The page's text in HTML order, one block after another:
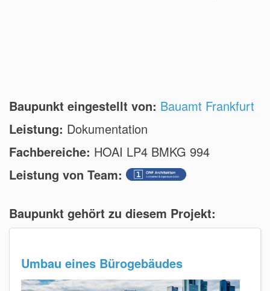
Baupunkt eingestellt von: Bauamt Frankfurt
Leistung: Dokumentation
Fachbereiche: HOAI LP4 BMKG 994
Leistung von Team:
Baupunkt gehört zu diesem Projekt:
Umbau eines Bürogebäudes